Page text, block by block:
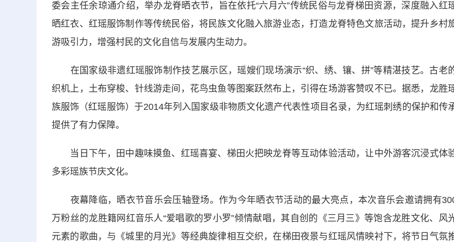
委会主任余琼通介绍，举办龙脊晒衣节，旨在依托“六月六”传统民俗与龙脊梯田资源，深度融入红
晒红衣、红瑶服饰制作等传统民俗，将民族文化融入旅游业态，打造龙脊特色文旅活动，提升乡村
游吸引力，增强村民的文化自信与发展内生动力。
在国家级非遗红瑶服饰制作技艺展示区，瑶嫂们现场演示“织、绣、镶、拼”等精湛技艺。古老
织机上，土布穿梭、针线游走间，花鸟虫鱼等图案跃然布上，引得在场游客赞叹不已。据悉，龙胜
族服饰（红瑶服饰）于2014年列入国家级非物质文化遗产代表性项目名录，为红瑶刺绣的保护和传
提供了有力保障。
当日下午，田中趣味摸鱼、红瑶喜宴、梯田火把映龙脊等互动体验活动，让中外游客沉浸式体
多彩瑶族节庆文化。
夜幕降临，晒衣节音乐会压轴登场。作为今年晒衣节活动的最大亮点，本次音乐会邀请拥有
万粉丝的龙胜籍网红音乐人“爱唱歌的罗小罗”倾情献唱，其自创的《三月三》等饱含龙胜文化、风
元素的歌曲，与《城里的月光》等经典旋律相互交织，在梯田夜景与红瑶风情映衬下，将节日气氛